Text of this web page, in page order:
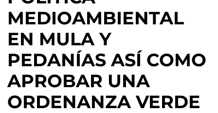
MEDIOAMBIENTAL
EN MULA Y
PEDANÍAS ASÍ COMO
APROBAR UNA
ORDENANZA VERDE